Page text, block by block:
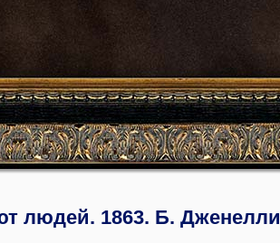
людей. 1863. Б. Дженелли